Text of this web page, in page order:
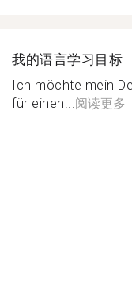
我的语言学习目标
Ich möchte mein
für einen...阅读更多